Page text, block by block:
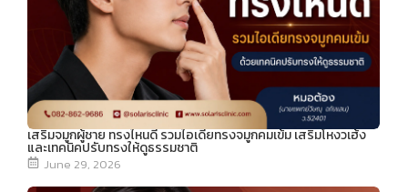
เสริมจมูกผู้ชาย ทรงไหนดี รวมไอเดียทรงจมูกคมเข้ม เสริมโหงวเฮ้ง
และเทคนิคปรับทรงให้ดูธรรมชาติ
June 29, 2026